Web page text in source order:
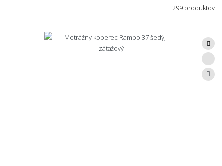
299 produktov